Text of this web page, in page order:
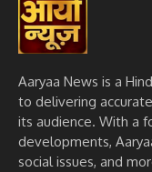
Aaryaa News is a
to delivering
its audience. With a
developments,
social issues, and